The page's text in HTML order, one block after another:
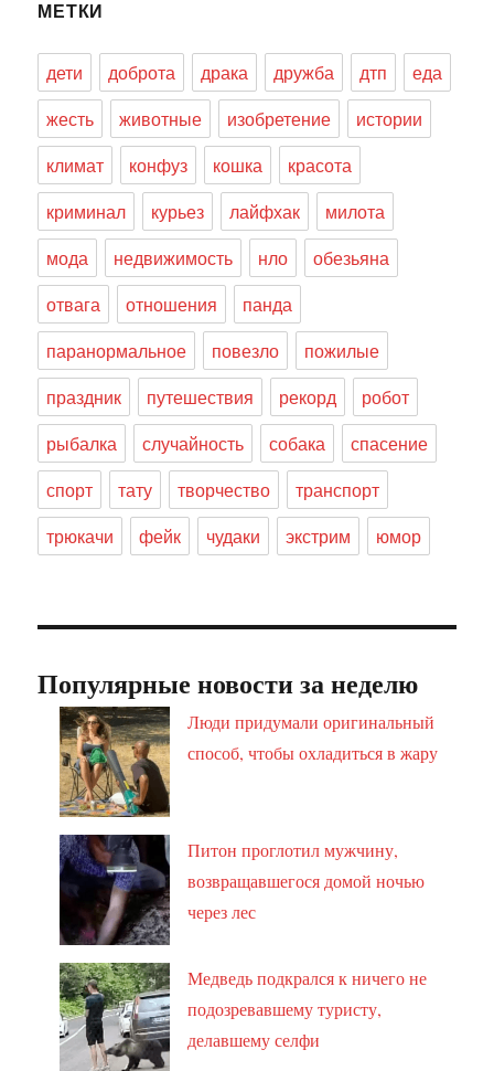
МЕТКИ
дети доброта драка дружба дтп
еда
жесть
животные изобретение
истории
климат
конфуз кошка
красота
криминал
курьез лайфхак
милота
мода
недвижимость нло
обезьяна
отвага
отношения
панда
паранормальное
повезло
пожилые
праздник
путешествия рекорд
робот
рыбалка
случайность собака
спасение
спорт
тату творчество
транспорт
трюкачи
фейк чудаки экстрим юмор
Популярные новости за неделю
Люди придумали оригинальный
способ, чтобы охладиться в жару
Питон проглотил мужчину,
возвращавшегося домой ночью
через лес
Медведь подкрался к ничего не
подозревавшему туристу,
делавшему селфи